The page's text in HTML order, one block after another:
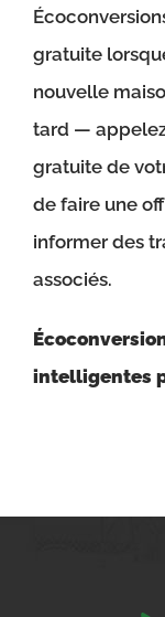
gratuite
nouvelle
tard —
gratuite de
de faire une
informer des
associés.
intelligentes